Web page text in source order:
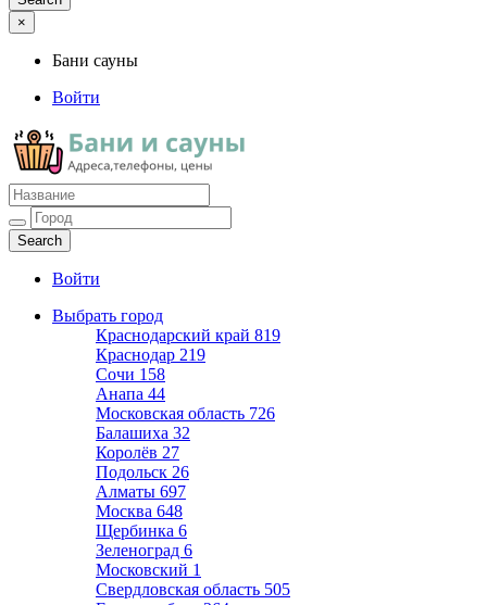
×
Бани сауны
Войти
Бани сауны
Адреса и телефоны
Войти
Выбрать город
Краснодарский край 819
Краснодар 219
Сочи 158
Анапа 44
Московская область 726
Балашиха 32
Королёв 27
Подольск 26
Алматы 697
Москва 648
Щербинка 6
Зеленоград 6
Московский 1
Свердловская область 505